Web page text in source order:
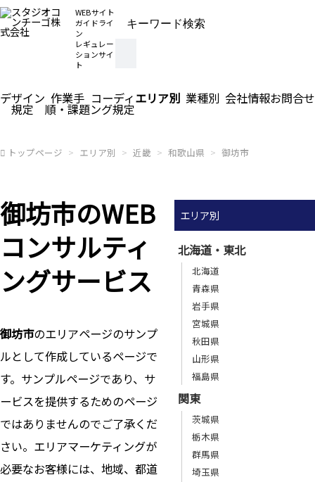
WEBサイト
ガイドライ
ン
レギュレー
ションサイ
ト
デザイン
規定
作業手
順・課題
コーディ
ング規定
エリア別 業種別 会社情報お問合せ
トップページ エリア別 近畿 和歌山県 御坊市
御坊市のWEB
コンサルティ
ングサービス
御坊市のエリアページのサンプ
ルとして作成しているページで
す。サンプルページであり、サ
ービスを提供するためのページ
ではありませんのでご了承くだ
さい。エリアマーケティングが
必要なお客様には、地域、都道
エリア別
北海道・東北
北海道
青森県
岩手県
宮城県
秋田県
山形県
福島県
関東
茨城県
栃木県
群馬県
埼玉県